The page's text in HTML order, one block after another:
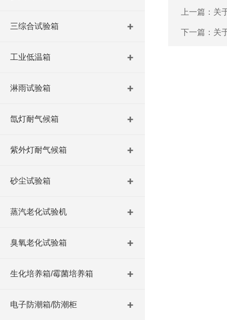
三综合试验箱
工业低温箱
淋雨试验箱
氙灯耐气候箱
紫外灯耐气候箱
砂尘试验箱
蒸汽老化试验机
臭氧老化试验箱
生化培养箱/霉菌培养箱
电子防潮箱/防潮柜
上一篇： 关
下一篇： 关